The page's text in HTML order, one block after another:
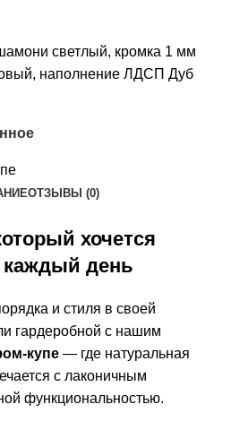
светлый, кромка 1 мм
наполнение ЛДСП Дуб
ОТЗЫВЫ (0)
хочется
каждый день
и стиля в своей
гардеробной с нашим
купе — где натуральная
с лаконичным
функциональностью.